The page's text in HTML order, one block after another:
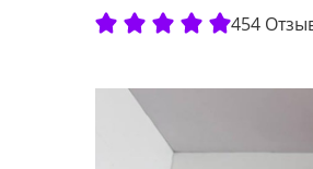
454